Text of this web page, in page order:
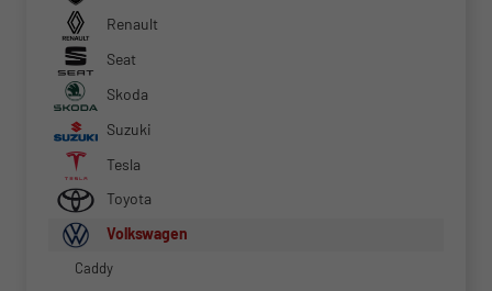
Renault
Seat
Skoda
Suzuki
Tesla
Toyota
Volkswagen
Caddy